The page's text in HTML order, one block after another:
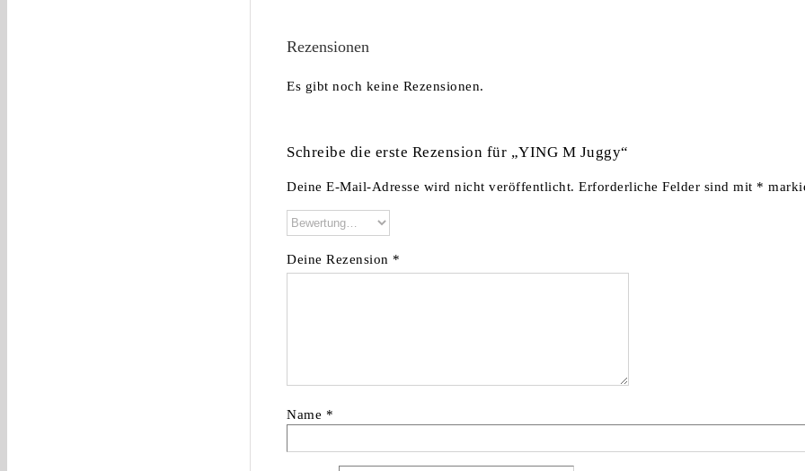
Rezensionen
Es gibt noch keine Rezensionen.
Schreibe die erste Rezension für „YING M Juggy“
Deine E-Mail-Adresse wird nicht veröffentlicht. Erforderliche Felder sind mit *
Deine Rezension *
Name *